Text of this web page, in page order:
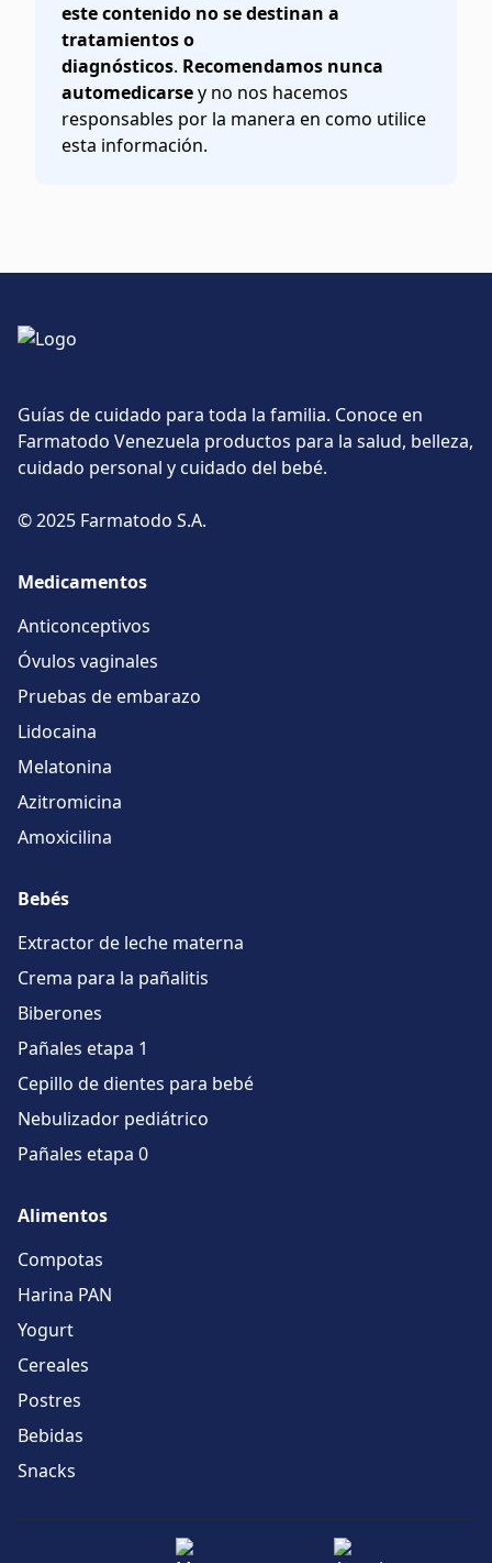
este contenido no se destinan a
tratamientos o
diagnósticos. Recomendamos nunca
automedicarsey no nos hacemos
responsables por la manera en como utilice
esta información.
Guías de cuidado para toda la familia. Conoce en
Farmatodo Venezuela productos para la salud, belleza,
cuidado personal y cuidado del bebé.
© 2025 Farmatodo S.A.
Medicamentos
Anticonceptivos
Óvulos vaginales
Pruebas de embarazo
Lidocaina
Melatonina
Azitromicina
Amoxicilina
Bebés
Extractor de leche materna
Crema para la pañalitis
Biberones
Pañales etapa 1
Cepillo de dientes para bebé
Nebulizador pediátrico
Pañales etapa 0
Alimentos
Compotas
Harina PAN
Yogurt
Cereales
Postres
Bebidas
Snacks